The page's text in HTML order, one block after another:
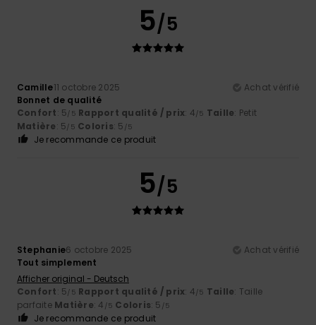
5/5
Camille11 octobre 2025
Achat vérifié
Bonnet de qualité
Confort: 5/5 Rapport qualité / prix: 4/5 Taille: Petit
Matière: 5/5 Coloris: 5 /5
Je recommande ce produit
5/5
Stephanie6 octobre 2025
Achat vérifié
Tout simplement
Afficher original - Deutsch
Confort: 5/5 Rapport qualité / prix: 4/5 Taille: Taille
parfaite Matière: 4 /5 Coloris: 5 /5
Je recommande ce produit